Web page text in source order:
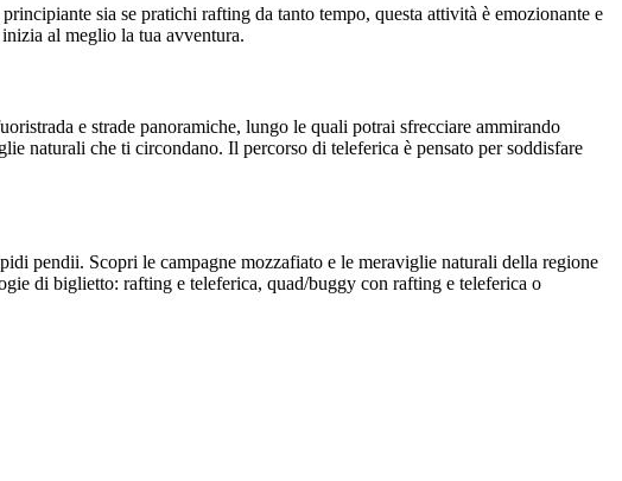
sia se pratichi rafting da tanto tempo, questa attività è emozionante e
al meglio la tua avventura.
e strade panoramiche, lungo le quali potrai sfrecciare ammirando
naturali che ti circondano. Il percorso di teleferica è pensato per soddisfare
pendii. Scopri le campagne mozzafiato e le meraviglie naturali della regione
di biglietto: rafting e teleferica, quad/buggy con rafting e teleferica o